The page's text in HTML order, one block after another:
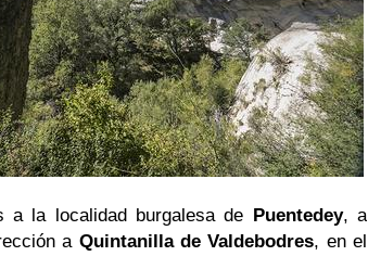
a la localidad burgalesa de Puentedey, a
a Quintanilla de Valdebodres, en el